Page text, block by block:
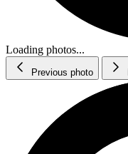
Loading photos...
Previous photo